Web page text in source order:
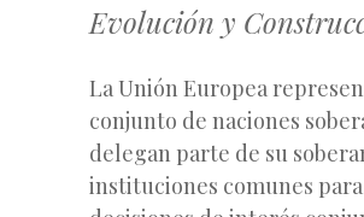
Evolución y
La Unión Europea
conjunto de naciones
delegan parte de su
instituciones comunes